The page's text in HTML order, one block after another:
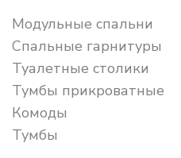
Модульные спальни
Спальные гарнитуры
Туалетные столики
Тумбы прикроватные
Комоды
Тумбы